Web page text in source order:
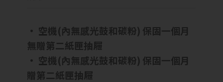
• 空機(內無感光鼓和碳粉) 保固一個月
無贈第二紙匣抽屜
• 空機(內無感光鼓和碳粉) 保固一個月
贈第二紙匣抽屜